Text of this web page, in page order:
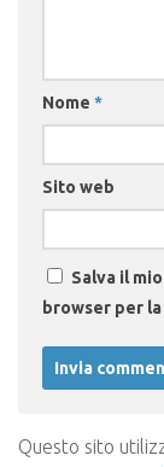
Nome *
Sito web
Salva il
browser per
Questo sito